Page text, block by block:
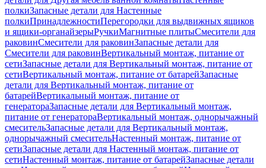
полкиЗапасные детали для Настенные
полкиПринадлежностиПерегородки для выдвижных ящиков
и ящики-органайзерыРучкиМагнитные плитыСмесители для
раковинСмесители для раковинЗапасные детали для
Смесители для раковинВертикальный монтаж, питание от
сетиЗапасные детали для Вертикальный монтаж, питание от
сетиВертикальный монтаж, питание от батарейЗапасные
детали для Вертикальный монтаж, питание от
батарейВертикальный монтаж, питание от
генератораЗапасные детали для Вертикальный монтаж,
питание от генератораВертикальный монтаж, однорычажный
смесительЗапасные детали для Вертикальный монтаж,
однорычажный смесительНастенный монтаж, питание от
сетиЗапасные детали для Настенный монтаж, питание от
сетиНастенный монтаж, питание от батарейЗапасные детали